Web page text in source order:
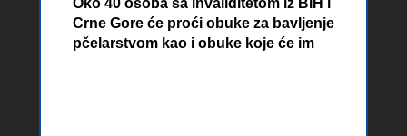
Crne Gore će proći obuke za bavljenje
pčelarstvom kao i obuke koje će im